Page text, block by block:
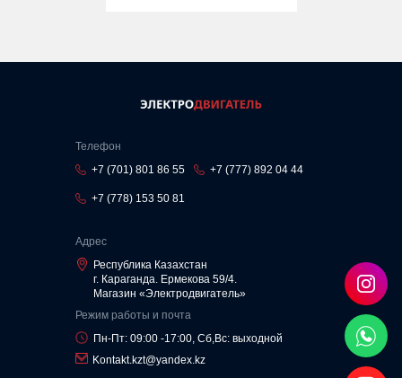
Телефон
+7 (701) 801 86 55
+7 (777) 892 04 44
+7 (778) 153 50 81
Адрес
Республика Казахстан
г. Караганда. Ермекова 59/4.
Магазин «Электродвигатель»
Режим работы и почта
Пн-Пт: 09:00 -17:00, Сб,Вс: выходной
Kontakt.kzt@yandex.kz